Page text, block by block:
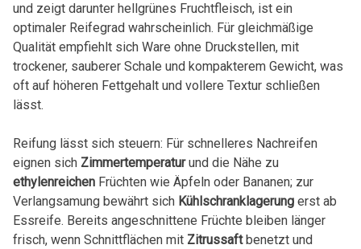
und zeigt darunter hellgrünes Fruchtfleisch, ist ein
optimaler Reifegrad wahrscheinlich. Für gleichmäßige
Qualität empfiehlt sich Ware ohne Druckstellen, mit
trockener, sauberer Schale und kompakterem Gewicht, was
oft auf höheren Fettgehalt und vollere Textur schließen
lässt.
Reifung lässt sich steuern: Für schnelleres Nachreifen
eignen sich Zimmertemperaturund die Nähe zu
ethylenreichenFrüchten wie Äpfeln oder Bananen; zur
Verlangsamung bewährt sich Kühlschranklagerungerst ab
Essreife. Bereits angeschnittene Früchte bleiben länger
frisch, wenn Schnittflächen mit Zitrussaftbenetzt und